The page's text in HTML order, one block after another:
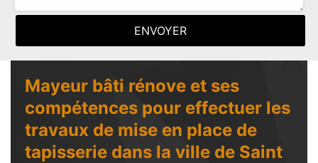
Mayeur bâti rénove et ses
compétences pour effectuer les
travaux de mise en place de
tapisserie dans la ville de Saint